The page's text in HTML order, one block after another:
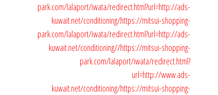
park.com/lalaport/iwata/redirect.html?url=http://ads-
kuwait.net/conditioning/https://mitsui-shopping-
park.com/lalaport/iwata/redirect.html?url=http://ads-
kuwait.net/conditioning//https://mitsui-shopping-
park.com/lalaport/iwata/redirect.html?
url=http://www.ads-
kuwait.net/conditioning/https://mitsui-shopping-